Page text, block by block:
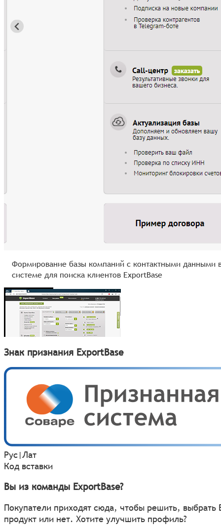
Формирование базы компаний с контактными данными
системе для поиска клиентов ExportBase
Знак признания ExportBase
Рус|Лат
Код вставки
Вы из команды ExportBase?
Покупатели приходят сюда, чтобы решить, выбрать
продукт или нет. Хотите улучшить профиль?